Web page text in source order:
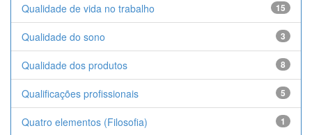
Qualidade de vida no trabalho 15
Qualidade do sono 3
Qualidade dos produtos 8
Qualificações profissionais 5
Quatro elementos (Filosofia) 1